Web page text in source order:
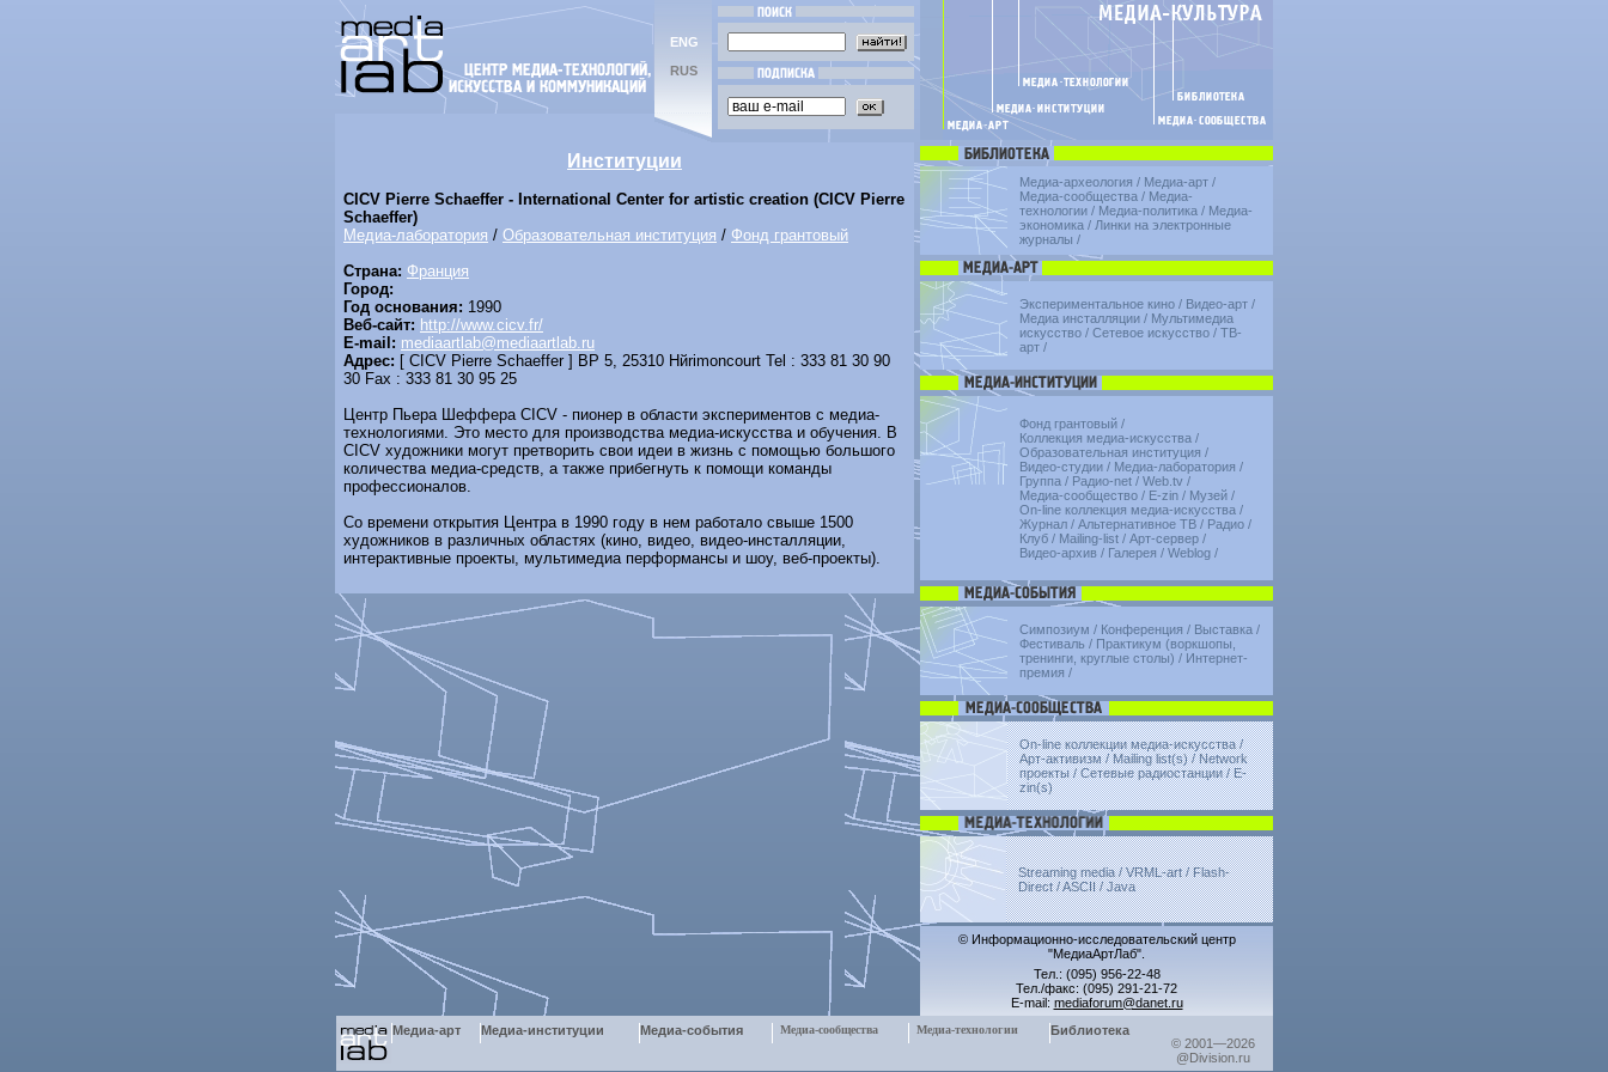
ENG
RUS
Институции
CICV Pierre Schaeffer - International Center for artistic creation (CICV Pierre
Schaeffer)
Медиа-лаборатория / Образовательная институция / Фонд грантовый
Страна: Франция
Город:
Год основания: 1990
Веб-сайт: http://www.cicv.fr/
E-mail: mediaartlab@mediaartlab.ru
Адрес: [ CICV Pierre Schaeffer ] BP 5, 25310 Hйrimoncourt Tel : 333 81 30 90
30 Fax : 333 81 30 95 25
Центр Пьера Шеффера CICV - пионер в области экспериментов с медиа-
технологиями. Это место для производства медиа-искусства и обучения. В
CICV художники могут претворить свои идеи в жизнь с помощью большого
количества медиа-средств, а также прибегнуть к помощи команды
профессионалов.
Со времени открытия Центра в 1990 году в нем работало свыше 1500
художников в различных областях (кино, видео, видео-инсталляции,
интерактивные проекты, мультимедиа перформансы и шоу, веб-проекты).
Медиа-археология / Медиа-арт /
Медиа-сообщества / Медиа-
технологии / Медиа-политика / Медиа-
экономика / Линки на электронные
журналы /
Экспериментальное кино / Видео-арт /
Медиа инсталляции / Мультимедиа
искусство / Сетевое искусство / ТВ-
арт /
Фонд грантовый /
Коллекция медиа-искусства /
Образовательная институция /
Видео-студии / Медиа-лаборатория /
Группа / Радио-net / Web.tv /
Медиа-сообщество / E-zin / Музей /
On-line коллекция медиа-искусства /
Журнал / Альтернативное ТВ / Радио /
Клуб / Mailing-list / Арт-сервер /
Видео-архив / Галерея / Weblog /
Симпозиум / Конференция / Выставка /
Фестиваль / Практикум (воркшопы,
тренинги, круглые столы) / Интернет-
премия /
On-line коллекции медиа-искусства /
Арт-активизм / Mailing list(s) / Network
проекты / Сетевые радиостанции / E-
zin(s)
Streaming media / VRML-art / Flash-
Direct / ASCII / Java
© Информационно-исследовательский центр
"МедиаАртЛаб".
Тел.: (095) 956-22-48
Тел./факс: (095) 291-21-72
E-mail: mediaforum@danet.ru
Медиа-арт
Медиа-институции Медиа-события Медиа-сообщества Медиа-технологии
Библиотека
© 2001—2026
@Division.ru